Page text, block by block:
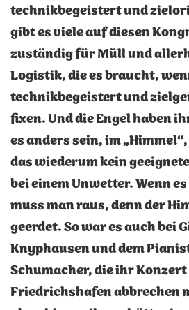
technikbegeistert und
gibt es viele auf diesen
zuständig für Müll und
Logistik, die es braucht,
technikbegeistert und
fixen. Und die Engel haben
es anders sein, im
das wiederum kein
bei einem Unwetter. Wenn
muss man raus, denn der
geerdet. So war es auch bei
Knyphausen und dem
Schumacher, die ihr
Friedrichshafen abbrechen